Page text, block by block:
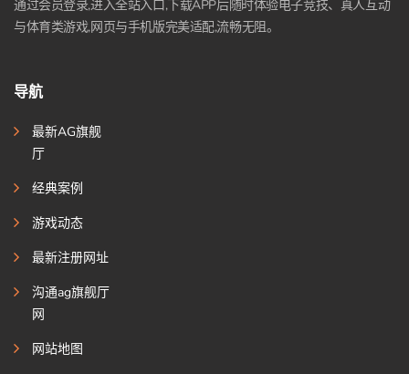
通过会员登录,进入全站入口,下载APP后随时体验电子竞技、真人互动
与体育类游戏,网页与手机版完美适配,流畅无阻。
导航
最新AG旗舰
厅
经典案例
游戏动态
最新注册网址
沟通ag旗舰厅
网
网站地图